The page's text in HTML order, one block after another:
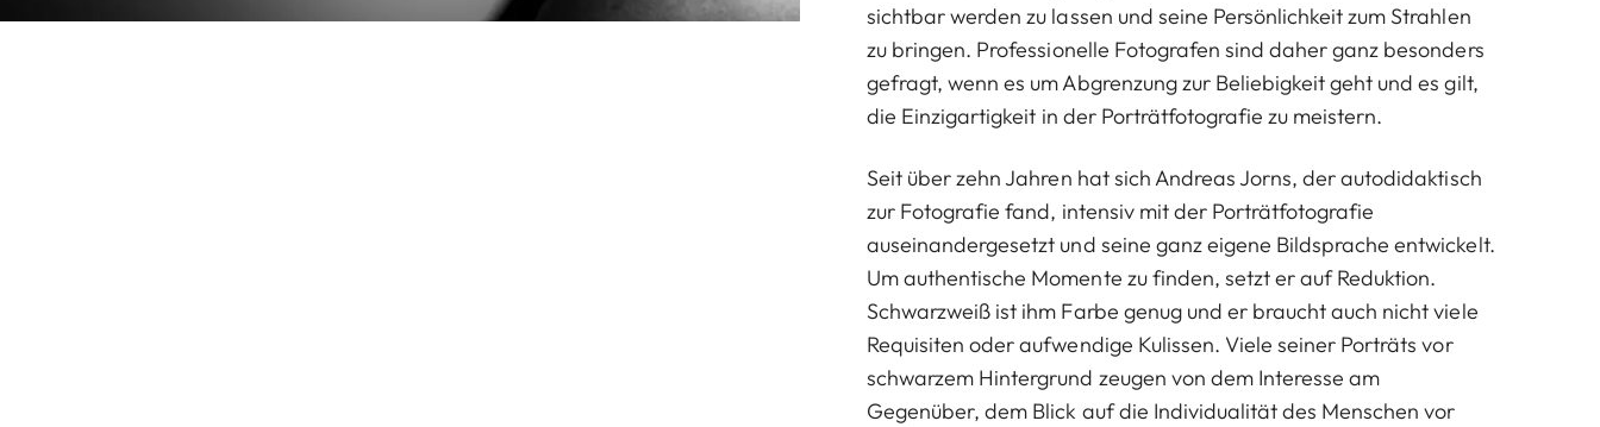
sichtbar werden zu lassen und seine Persönlichkeit zum Strahlen
zu bringen. Professionelle Fotografen sind daher ganz besonders
gefragt, wenn es um Abgrenzung zur Beliebigkeit geht und es gilt,
die Einzigartigkeit in der Porträtfotografie zu meistern.
Seit über zehn Jahren hat sich Andreas Jorns, der autodidaktisch
zur Fotografie fand, intensiv mit der Porträtfotografie
auseinandergesetzt und seine ganz eigene Bildsprache entwickelt.
Um authentische Momente zu finden, setzt er auf Reduktion.
Schwarzweiß ist ihm Farbe genug und er braucht auch nicht viele
Requisiten oder aufwendige Kulissen. Viele seiner Porträts vor
schwarzem Hintergrund zeugen von dem Interesse am
Gegenüber, dem Blick auf die Individualität des Menschen vor